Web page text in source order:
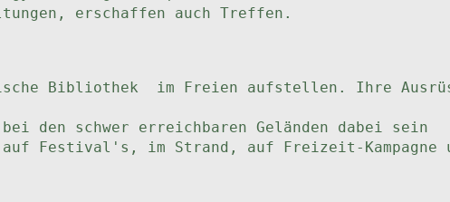
erschaffen auch Treffen.
Bibliothek im Freien aufstellen. Ihre
den schwer erreichbaren Geländen dabei sein
Festival's, im Strand, auf Freizeit-Kampagne